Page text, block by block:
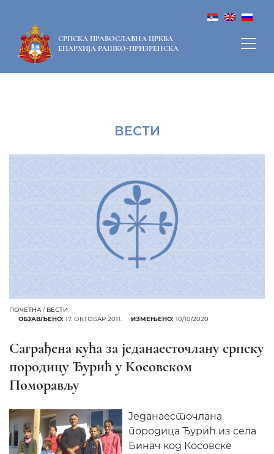
СРПСКА ПРАВОСЛАВНА ЦРКВА
ЕПАРХИЈА РАШКО-ПРИЗРЕНСКА
ВЕСТИ
ПОЧЕТНА / ВЕСТИ
ОБЈАВЉЕНО: 17. ОКТОБАР 2011. ИЗМЕЊЕНО: 10/10/2020
Саграђена кућа за једанаесточлану српску
породицу Ђурић у Косовском
Поморављу
Jеданаесточлана
породица Ђурић из села
Бинач код Косовске